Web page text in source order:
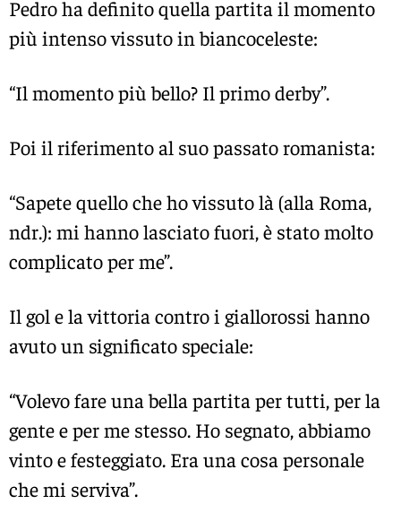
Pedro ha definito quella partita il momento
più intenso vissuto in biancoceleste:
“Il momento più bello? Il primo derby”.
Poi il riferimento al suo passato romanista:
“Sapete quello che ho vissuto là (alla Roma,
ndr.): mi hanno lasciato fuori, è stato molto
complicato per me”.
Il gol e la vittoria contro i giallorossi hanno
avuto un significato speciale:
“Volevo fare una bella partita per tutti, per la
gente e per me stesso. Ho segnato, abbiamo
vinto e festeggiato. Era una cosa personale
che mi serviva”.